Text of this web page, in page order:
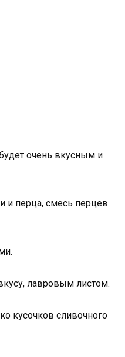
очень вкусным и
и перца, смесь перцев
лавровым листом.
кусочков сливочного